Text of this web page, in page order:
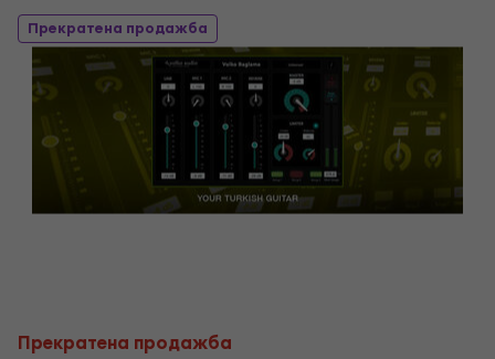
Прекратена продажба
Прекратена продажба